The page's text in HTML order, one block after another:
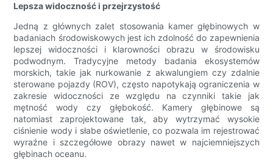
Lepsza widoczność i przejrzystość
Jedną z głównych zalet stosowania kamer głębinowych w
badaniach środowiskowych jest ich zdolność do zapewnienia
lepszej widoczności i klarowności obrazu w środowisku
podwodnym. Tradycyjne metody badania ekosystemów
morskich, takie jak nurkowanie z akwalungiem czy zdalnie
sterowane pojazdy (ROV), często napotykają ograniczenia w
zakresie widoczności ze względu na czynniki takie jak
mętność wody czy głębokość. Kamery głębinowe są
natomiast zaprojektowane tak, aby wytrzymać wysokie
ciśnienie wody i słabe oświetlenie, co pozwala im rejestrować
wyraźne i szczegółowe obrazy nawet w najciemniejszych
głębinach oceanu.